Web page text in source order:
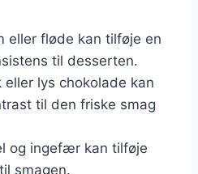
eller fløde kan tilføje en
til desserten.
eller lys chokolade kan
til den friske smag
og ingefær kan tilføje
smagen.